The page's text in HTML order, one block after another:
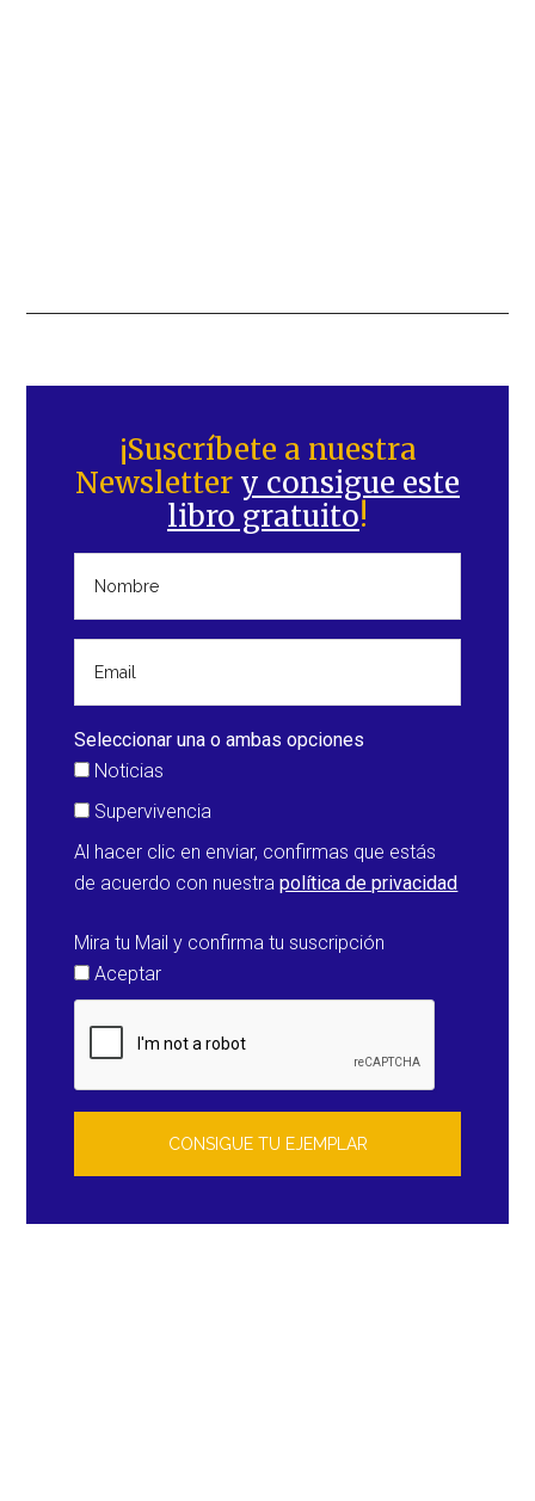
lateral
principal
¡Suscríbete a nuestra
Newsletter y consigue este
libro gratuito!
Seleccionar una o ambas opciones
Noticias
Supervivencia
Al hacer clic en enviar, confirmas que estás
de acuerdo con nuestrapolítica de privacidad
Mira tu Mail y confirma tu suscripción
Aceptar